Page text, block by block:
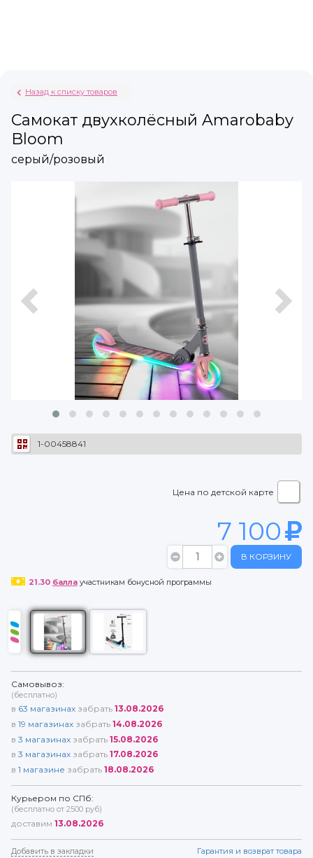
Назад к списку товаров
Самокат двухколёсный Amarobaby
Bloom
серый/розовый
1-00458841
Цена по детской карте
7 100
В КОРЗИНУ
21.30 баллаучастникам бонусной программы
Самовывоз:
(бесплатно)
в 63 магазинах забрать 13.08.2026
в 19 магазинах забрать 14.08.2026
в 3 магазинах забрать 15.08.2026
в 3 магазинах забрать 17.08.2026
в 1 магазине забрать 18.08.2026
Курьером по СПб:
(бесплатно от 2500 руб)
доставим 13.08.2026
Добавить в закладки Гарантия и возврат товара